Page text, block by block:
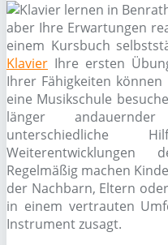
aber Ihre Erwartungen
einem Kursbuch
Klavier Ihre ersten
Ihrer Fähigkeiten
eine Musikschule
länger
unterschiedliche
Weiterentwicklungen
Regelmäßig machen
der Nachbarn, Eltern
in einem vertrauten
Instrument zusagt.